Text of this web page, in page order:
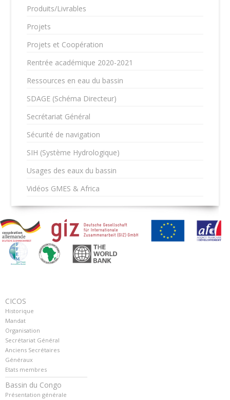
Produits/Livrables
Projets
Projets et Coopération
Rentrée académique 2020-2021
Ressources en eau du bassin
SDAGE (Schéma Directeur)
Secrétariat Général
Sécurité de navigation
SIH (Système Hydrologique)
Usages des eaux du bassin
Vidéos GMES & Africa
CICOS
Historique
Mandat
Organisation
Secrétariat Général
Anciens Secrétaires
Généraux
Etats membres
Bassin du Congo
Présentation générale